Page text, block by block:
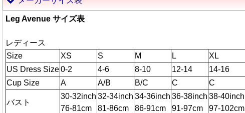
Leg Avenue サイズ表
レディース
Size
XS S M L
XL
US Dress Size0-2 4-6 8-10 12-14
14-16
Cup Size
A A/B B/C C C
バスト
30-32inch
76-81cm
32-34inch
81-86cm
34-36inch
86-91cm
36-38inch
91-97cm
38-40inch
97-102cm